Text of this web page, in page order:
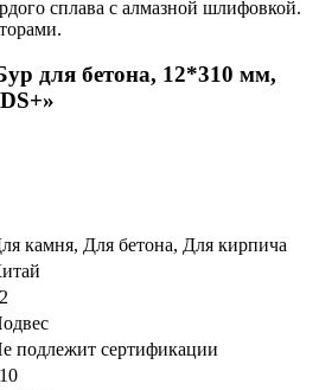
сплава с алмазной шлифовкой.
для бетона, 12*310 мм,
камня, Для бетона, Для кирпича
подлежит сертификации